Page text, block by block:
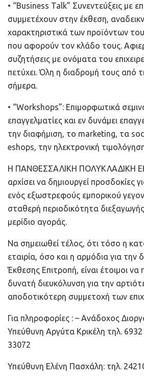
• “Business Talk” Συνεντεύξεις με
συμμετέχουν στην έκθεση,
χαρακτηριστικά των προϊόντων
που αφορούν τον κλάδο τους.
συζητήσεις με ονόματα του
πετύχει. Όλη η διαδρομή τους από
σήμερα.
• “Workshops”: Επιμορφωτικά
επαγγελματίες και εν δυνάμει
την διαφήμιση, το marketing, τα
eshops, την ηλεκτρονική
Η ΠΑΝΘΕΣΣΑΛΙΚΗ ΠΟΛΥΚΛΑΔΙΚΗ
αρχίσει να δημιουργεί προσδοκίες
ενός εξωστρεφούς εμπορικού
σταθερή περιοδικότητα
μερίδιο αγοράς.
Να σημειωθεί τέλος, ότι τόσο η
εταιρία, όσο και η αρμόδια για την
Έκθεσης Επιτροπή, είναι έτοιμοι
δυνατή διευκόλυνση για την
αποδοτικότερη συμμετοχή των
Για πληροφορίες : – Ανάδοχος
Υπεύθυνη Αργύτα Κρικέλη τηλ.
33072
Υπεύθυνη Ελένη Πασχάλη: τηλ.